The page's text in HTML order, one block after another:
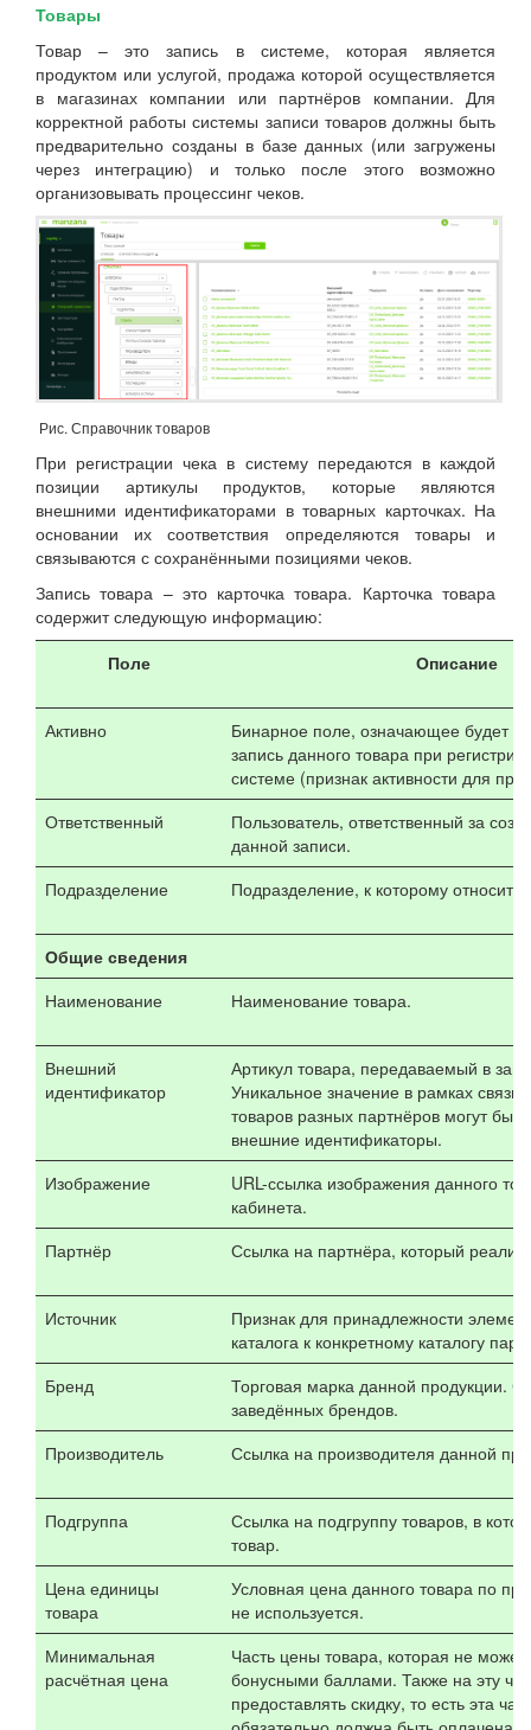
Товары
Товар – это запись в системе, которая является
продуктом или услугой, продажа которой осуществляется
в магазинах компании или партнёров компании. Для
корректной работы системы записи товаров должны быть
предварительно созданы в базе данных (или загружены
через интеграцию) и только после этого возможно
организовывать процессинг чеков.
Рис. Справочник товаров
При регистрации чека в систему передаются в каждой
позиции артикулы продуктов, которые являются
внешними идентификаторами в товарных карточках. На
основании их соответствия определяются товары и
связываются с сохранёнными позициями чеков.
Запись товара – это карточка товара. Карточка товара
содержит следующую информацию:
Поле
Описание
Активно
Бинарное поле, означающее будет
запись данного товара при
системе (признак активности для
Ответственный
Пользователь, ответственный за
данной записи.
Подразделение
Подразделение, к которому
Общие сведения
Наименование
Наименование товара.
Внешний
идентификатор
Артикул товара, передаваемый в
Уникальное значение в рамках связи
товаров разных партнёров могут
внешние идентификаторы.
Изображение
URL-ссылка изображения данного
кабинета.
Партнёр
Ссылка на партнёра, который
Источник
Признак для принадлежности
каталога к конкретному каталогу
Бренд
Торговая марка данной продукции.
заведённых брендов.
Производитель
Ссылка на производителя данной
Подгруппа
Ссылка на подгруппу товаров, в
товар.
Цена единицы
товара
Условная цена данного товара по
не используется.
Минимальная
расчётная цена
Часть цены товара, которая не
бонусными баллами. Также на эту
предоставлять скидку, то есть эта